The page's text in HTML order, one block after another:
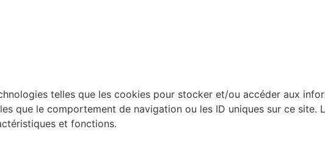
telles que les cookies pour stocker et/ou accéder aux
que le comportement de navigation ou les ID uniques sur ce site.
et fonctions.